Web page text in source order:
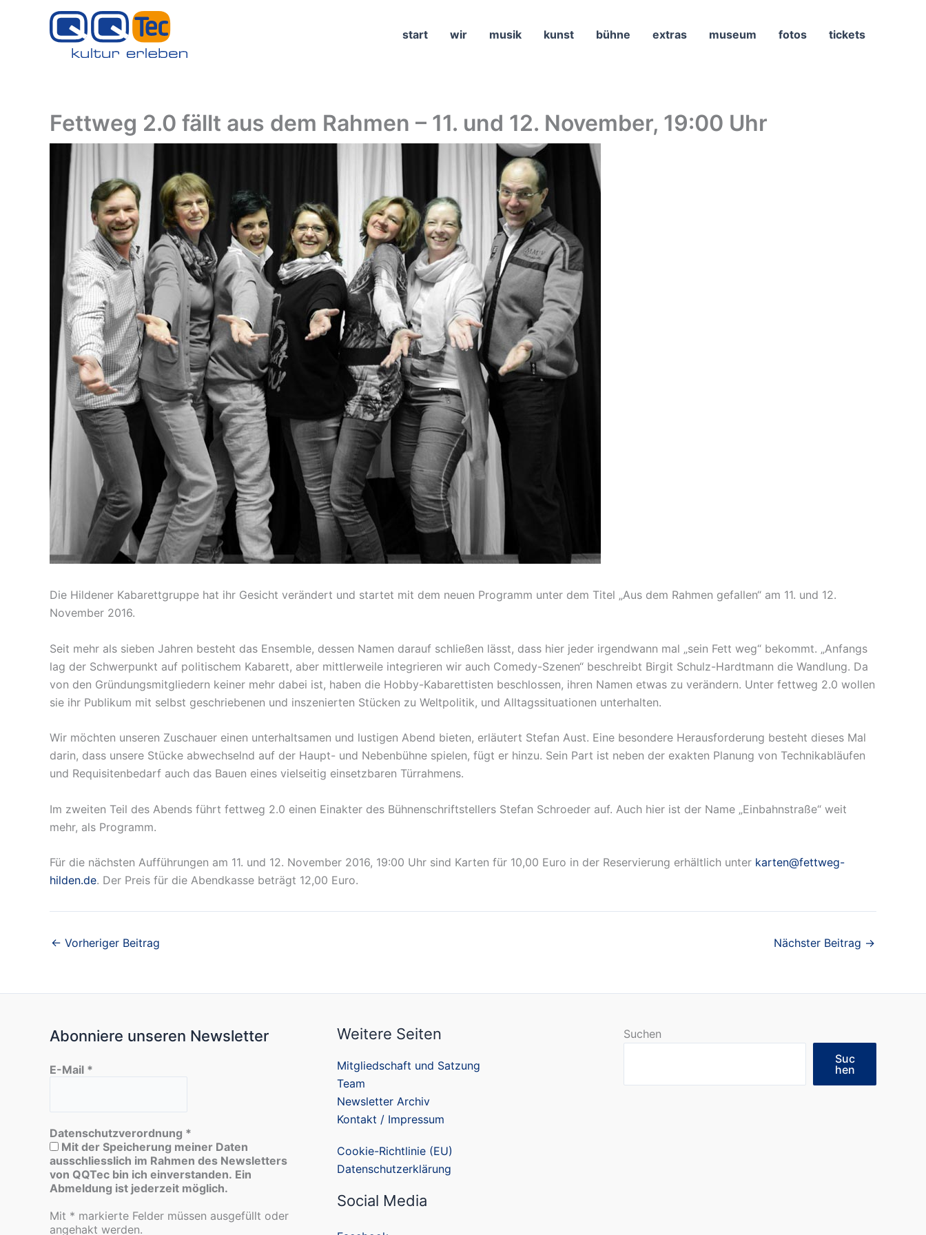
start wir musik kunst bühne extras museum fotos tickets
Fettweg 2.0 fällt aus dem Rahmen – 11. und 12. November, 19:00 Uhr
Die Hildener Kabarettgruppe hat ihr Gesicht verändert und startet mit dem neuen Programm unter dem Titel „Aus dem Rahmen gefallen“ am 11. und 12.
November 2016.
Seit mehr als sieben Jahren besteht das Ensemble, dessen Namen darauf schließen lässt, dass hier jeder irgendwann mal „sein Fett weg“ bekommt. „Anfangs
lag der Schwerpunkt auf politischem Kabarett, aber mittlerweile integrieren wir auch Comedy-Szenen“ beschreibt Birgit Schulz-Hardtmann die Wandlung. Da
von den Gründungsmitgliedern keiner mehr dabei ist, haben die Hobby-Kabarettisten beschlossen, ihren Namen etwas zu verändern. Unter fettweg 2.0 wollen
sie ihr Publikum mit selbst geschriebenen und inszenierten Stücken zu Weltpolitik, und Alltagssituationen unterhalten.
Wir möchten unseren Zuschauer einen unterhaltsamen und lustigen Abend bieten, erläutert Stefan Aust. Eine besondere Herausforderung besteht dieses Mal
darin, dass unsere Stücke abwechselnd auf der Haupt- und Nebenbühne spielen, fügt er hinzu. Sein Part ist neben der exakten Planung von Technikabläufen
und Requisitenbedarf auch das Bauen eines vielseitig einsetzbaren Türrahmens.
Im zweiten Teil des Abends führt fettweg 2.0 einen Einakter des Bühnenschriftstellers Stefan Schroeder auf. Auch hier ist der Name „Einbahnstraße“ weit
mehr, als Programm.
Für die nächsten Aufführungen am 11. und 12. November 2016, 19:00 Uhr sind Karten für 10,00 Euro in der Reservierung erhältlich unter karten@fettweg-
hilden.de. Der Preis für die Abendkasse beträgt 12,00 Euro.
← Vorheriger Beitrag Nächster Beitrag →
Abonniere unseren Newsletter
E-Mail *
Datenschutzverordnung *
Mit der Speicherung meiner Daten
ausschliesslich im Rahmen des Newsletters
von QQTec bin ich einverstanden. Ein
Abmeldung ist jederzeit möglich.
Mit * markierte Felder müssen ausgefüllt oder
angehakt werden.
Weitere Seiten
Mitgliedschaft und Satzung
Team
Newsletter Archiv
Kontakt / Impressum
Cookie-Richtlinie (EU)
Datenschutzerklärung
Social Media
Suchen
Suc
hen